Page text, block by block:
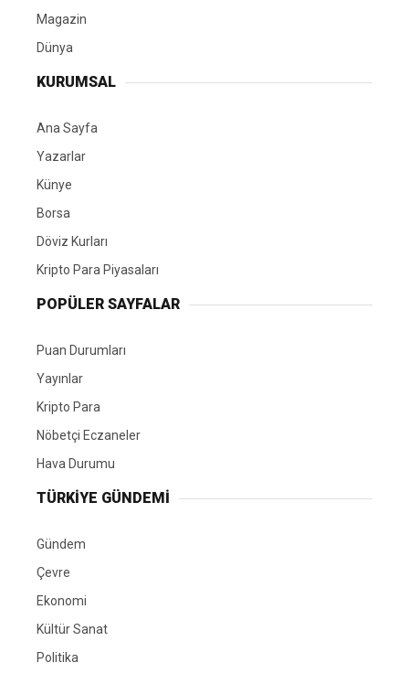
Magazin
Dünya
KURUMSAL
Ana Sayfa
Yazarlar
Künye
Borsa
Döviz Kurları
Kripto Para Piyasaları
POPÜLER SAYFALAR
Puan Durumları
Yayınlar
Kripto Para
Nöbetçi Eczaneler
Hava Durumu
TÜRKIYE GÜNDEMI
Gündem
Çevre
Ekonomi
Kültür Sanat
Politika